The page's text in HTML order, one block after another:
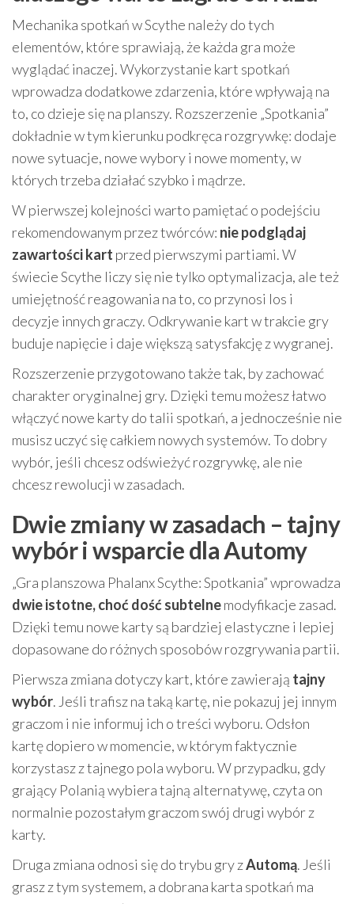
Mechanika spotkań w Scythe należy do tych
elementów, które sprawiają, że każda gra może
wyglądać inaczej. Wykorzystanie kart spotkań
wprowadza dodatkowe zdarzenia, które wpływają na
to, co dzieje się na planszy. Rozszerzenie „Spotkania”
dokładnie w tym kierunku podkręca rozgrywkę: dodaje
nowe sytuacje, nowe wybory i nowe momenty, w
których trzeba działać szybko i mądrze.
W pierwszej kolejności warto pamiętać o podejściu
rekomendowanym przez twórców: nie podglądaj
zawartości kart przed pierwszymi partiami. W
świecie Scythe liczy się nie tylko optymalizacja, ale też
umiejętność reagowania na to, co przynosi los i
decyzje innych graczy. Odkrywanie kart w trakcie gry
buduje napięcie i daje większą satysfakcję z wygranej.
Rozszerzenie przygotowano także tak, by zachować
charakter oryginalnej gry. Dzięki temu możesz łatwo
włączyć nowe karty do talii spotkań, a jednocześnie nie
musisz uczyć się całkiem nowych systemów. To dobry
wybór, jeśli chcesz odświeżyć rozgrywkę, ale nie
chcesz rewolucji w zasadach.
Dwie zmiany w zasadach – tajny
wybór i wsparcie dla Automy
„Gra planszowa Phalanx Scythe: Spotkania” wprowadza
dwie istotne, choć dość subtelnemodyfikacje zasad.
Dzięki temu nowe karty są bardziej elastyczne i lepiej
dopasowane do różnych sposobów rozgrywania partii.
Pierwsza zmiana dotyczy kart, które zawierają tajny
wybór. Jeśli trafisz na taką kartę, nie pokazuj jej innym
graczom i nie informuj ich o treści wyboru. Odsłon
kartę dopiero w momencie, w którym faktycznie
korzystasz z tajnego pola wyboru. W przypadku, gdy
grający Polanią wybiera tajną alternatywę, czyta on
normalnie pozostałym graczom swój drugi wybór z
karty.
Druga zmiana odnosi się do trybu gry zAutomą. Jeśli
grasz z tym systemem, a dobrana karta spotkań ma